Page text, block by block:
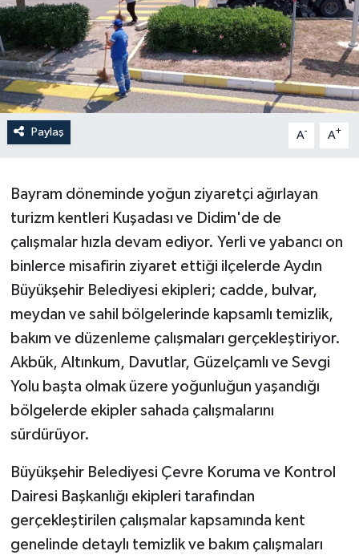
Paylaş A- A+
Bayram döneminde yoğun ziyaretçi ağırlayan
turizm kentleri Kuşadası ve Didim'de de
çalışmalar hızla devam ediyor. Yerli ve yabancı on
binlerce misafirin ziyaret ettiği ilçelerde Aydın
Büyükşehir Belediyesi ekipleri; cadde, bulvar,
meydan ve sahil bölgelerinde kapsamlı temizlik,
bakım ve düzenleme çalışmaları gerçekleştiriyor.
Akbük, Altınkum, Davutlar, Güzelçamlı ve Sevgi
Yolu başta olmak üzere yoğunluğun yaşandığı
bölgelerde ekipler sahada çalışmalarını
sürdürüyor.
Büyükşehir Belediyesi Çevre Koruma ve Kontrol
Dairesi Başkanlığı ekipleri tarafından
gerçekleştirilen çalışmalar kapsamında kent
genelinde detaylı temizlik ve bakım çalışmaları